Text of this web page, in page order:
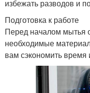
избежать разводов и
Подготовка к работе
Перед началом мытья
необходимые
вам сэкономить время